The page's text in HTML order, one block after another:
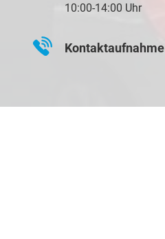
10:00-14:00 Uhr
Kontaktaufnahme